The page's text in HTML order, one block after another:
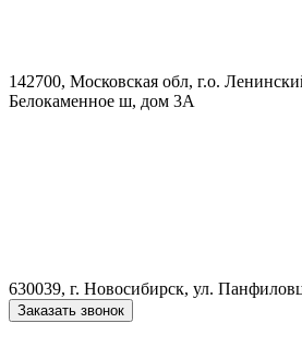
142700, Московская обл, г.о.
Белокаменное ш, дом 3А
630039, г. Новосибирск, ул.
Заказать звонок